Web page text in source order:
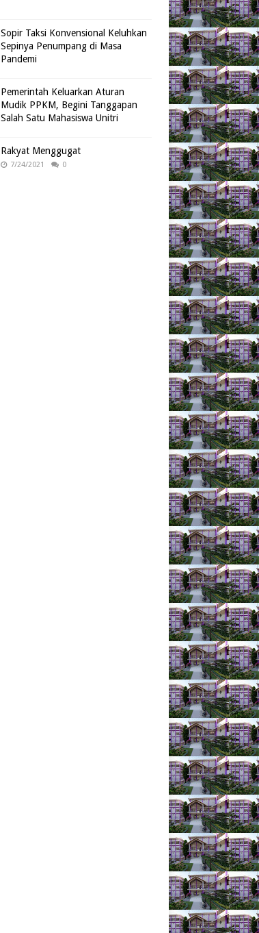
Sopir Taksi Konvensional Keluhkan
Sepinya Penumpang di Masa
Pandemi
Pemerintah Keluarkan Aturan
Mudik PPKM, Begini Tanggapan
Salah Satu Mahasiswa Unitri
Rakyat Menggugat
7/24/2021 0